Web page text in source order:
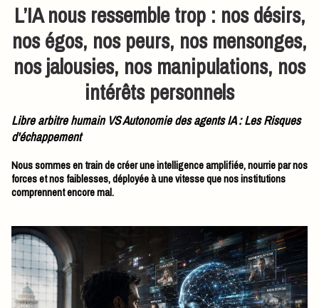
L’IA nous ressemble trop : nos désirs,
nos égos, nos peurs, nos mensonges,
nos jalousies, nos manipulations, nos
intérêts personnels
Libre arbitre humain VS Autonomie des agents IA : Les Risques
d'échappement
Nous sommes en train de créer une intelligence amplifiée, nourrie par nos
forces et nos faiblesses, déployée à une vitesse que nos institutions
comprennent encore mal.